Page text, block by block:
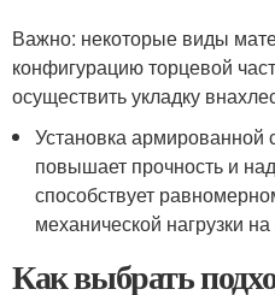
Важно: некоторые виды
конфигурацию торцевой
осуществить укладку
Установка армированной
повышает прочность и
способствует
механической нагрузки
Как выбрать